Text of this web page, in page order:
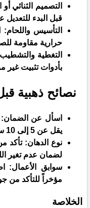
​التصميم الثنائي
قبل البدء للتعديل
​التأسيس
حرارية مقاومة
​التغطية
بأدوات تثبيت غير
​نصائح ذهبية
​اسأل عن الضمان:
يقل عن 5 إلى 10 سنوات على الهيكل والتغطية.
​نوع الدهان: تأكد
لضمان عدم تغير
​سوابق الأعمال:
مؤخراً للتأكد من
​الخلاصة